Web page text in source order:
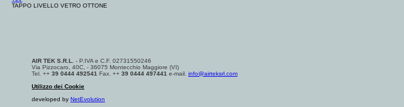
TAPPO LIVELLO VETRO OTTONE
AIR TEK S.R.L.
- P.IVA e C.F. 02731550246
Via Pizzocaro, 40C, - 36075 Montecchio Maggiore (VI)
Tel. ++ 39 0444 492541 Fax. ++ 39 0444 497441 e-mail. info@airteksrl.com
Utilizzo dei Cookie
developed by NetEvolution